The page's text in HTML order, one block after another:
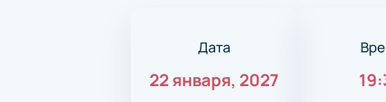
Дата
22 января, 2027